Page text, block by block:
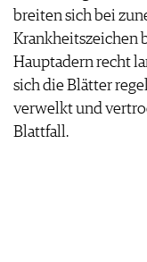
breiten sich bei
Krankheitszeichen
Hauptadern recht
sich die Blätter
verwelkt und
Blattfall.